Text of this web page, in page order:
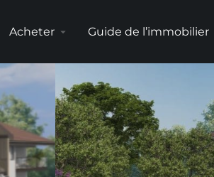
Acheter arrow_drop_down Guide de l’immobilier